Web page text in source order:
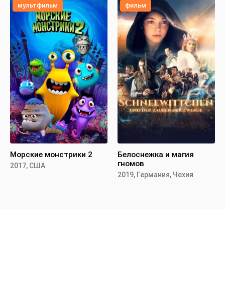
мультфильм
Морские монстрики 2
2017, США
фильм
Белоснежка и магия
гномов
2019, Германия, Чехия